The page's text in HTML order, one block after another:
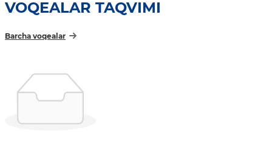
VOQEALAR TAQVIMI
Barcha voqealar